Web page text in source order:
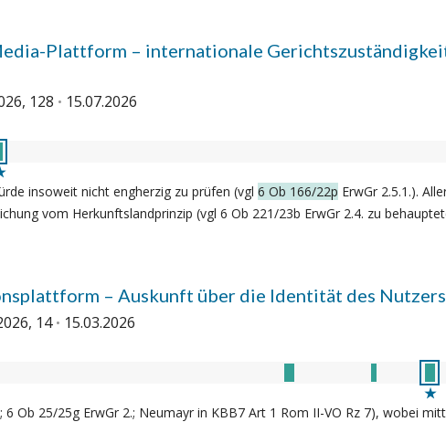
Plattform – internationale
128 15.07.2026
insoweit nicht engherzig zu prüfen (vgl 6 Ob 166/22p ErwGr 2.5.1.).
vom Herkunftslandprinzip (vgl 6 Ob 221/23b ErwGr 2.4. zu
– Auskunft über die Identität des
14 15.03.2026
Ob 25/25g ErwGr 2.; Neumayr in KBB7 Art 1 Rom II-VO Rz 7), wobei